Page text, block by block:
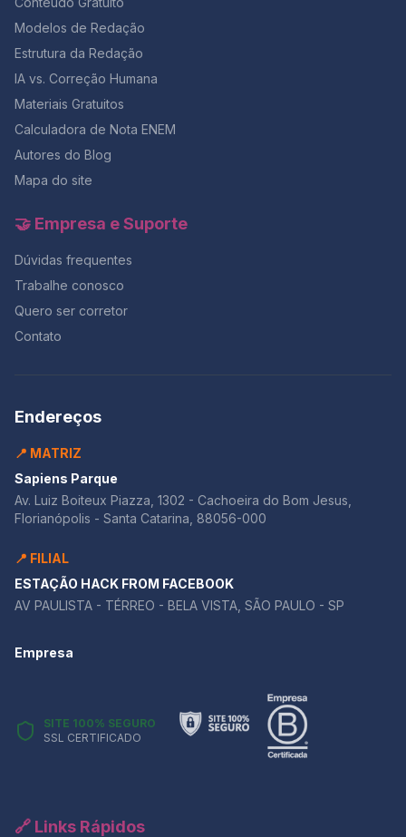
Modelos de Redação
Estrutura da Redação
IA vs. Correção Humana
Materiais Gratuitos
Calculadora de Nota ENEM
Autores do Blog
Mapa do site
🤝 Empresa e Suporte
Dúvidas frequentes
Trabalhe conosco
Quero ser corretor
Contato
Endereços
📍 MATRIZ
Sapiens Parque
Av. Luiz Boiteux Piazza, 1302 - Cachoeira do Bom Jesus,
Florianópolis - Santa Catarina, 88056-000
📍 FILIAL
ESTAÇÃO HACK FROM FACEBOOK
AV PAULISTA - TÉRREO - BELA VISTA, SÃO PAULO - SP
Empresa
SITE 100% SEGURO
SSL CERTIFICADO
🔗 Links Rápidos